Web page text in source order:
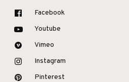
Facebook
Youtube
Vimeo
Instagram
Pinterest